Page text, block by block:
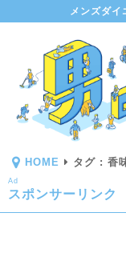
メンズダイ
HOME タグ : 香
Ad
スポンサーリンク